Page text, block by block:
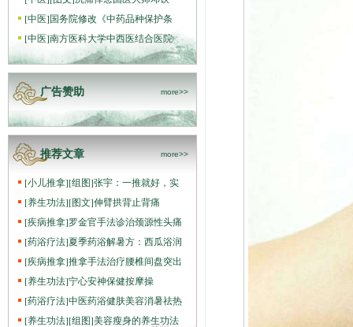
[中医]国务院修改《中药品种保护条
[中医]南方医科大学中西医结合医院
广告赞助 more>>
推荐文章 more>>
[小儿推拿][组图]张宇：一推就好，实
[养生功法][图文]伸臂拱背止背痛
[疾病推拿]罗金官手法诊治颈源性头痛
[药浴疗法]夏季药浴解暑方：西瓜浴润
[疾病推拿]推拿手法治疗腰椎间盘突出
[养生功法]宁心安神保健按摩操
[药浴疗法]中医药浴健肤美容消暑祛热
[养生功法][组图]美容瘦身的养生功法